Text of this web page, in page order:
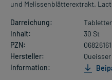
und Melissenblätterextrakt.
Darreichung:
Inhalt:
30 St
PZN:
06826161
Hersteller:
Information: